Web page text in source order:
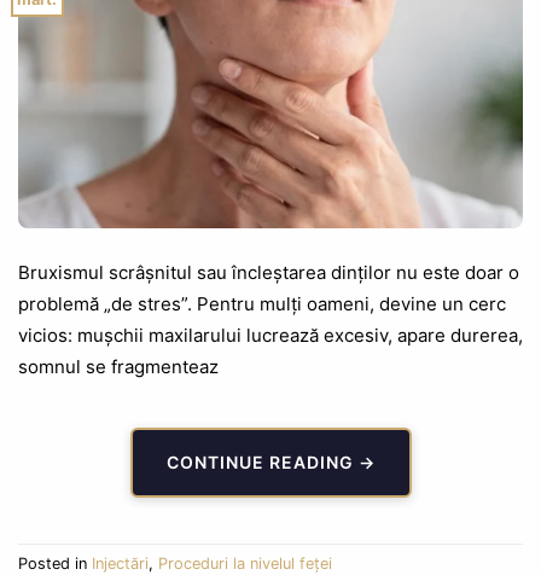
Bruxismul scrâșnitul sau încleștarea dinților nu este doar o
problemă „de stres”. Pentru mulți oameni, devine un cerc
vicios: mușchii maxilarului lucrează excesiv, apare durerea,
somnul se fragmenteaz
CONTINUE READING →
Posted in Injectări, Proceduri la nivelul feței